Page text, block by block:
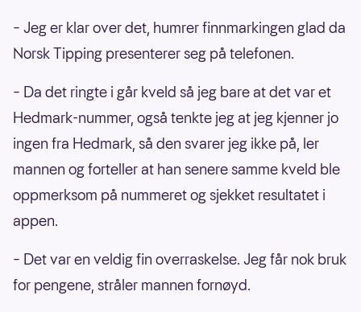
– Jeg er klar over det, humrer finnmarkingen glad da
Norsk Tipping presenterer seg på telefonen.
– Da det ringte i går kveld så jeg bare at det var et
Hedmark-nummer, også tenkte jeg at jeg kjenner jo
ingen fra Hedmark, så den svarer jeg ikke på, ler
mannen og forteller at han senere samme kveld ble
oppmerksom på nummeret og sjekket resultatet i
appen.
– Det var en veldig fin overraskelse. Jeg får nok bruk
for pengene, stråler mannen fornøyd.